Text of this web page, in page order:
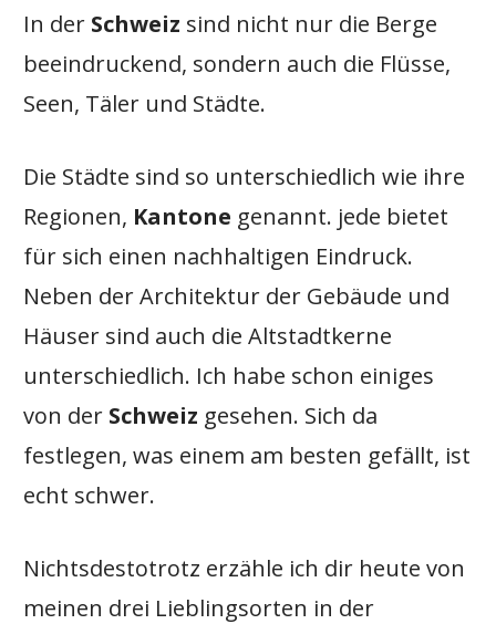
In derSchweiz sind nicht nur die Berge
beeindruckend, sondern auch die Flüsse,
Seen, Täler und Städte.
Die Städte sind so unterschiedlich wie ihre
Regionen, Kantone genannt. jede bietet
für sich einen nachhaltigen Eindruck.
Neben der Architektur der Gebäude und
Häuser sind auch die Altstadtkerne
unterschiedlich. Ich habe schon einiges
von der Schweiz gesehen. Sich da
festlegen, was einem am besten gefällt, ist
echt schwer.
Nichtsdestotrotz erzähle ich dir heute von
meinen drei Lieblingsorten in der